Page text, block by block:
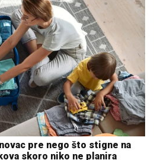
pre nego što stigne na
skoro niko ne planira